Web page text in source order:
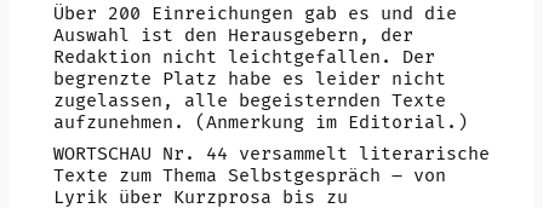
Über 200 Einreichungen gab es und die
Auswahl ist den Herausgebern, der
Redaktion nicht leichtgefallen. Der
begrenzte Platz habe es leider nicht
zugelassen, alle begeisternden Texte
aufzunehmen. (Anmerkung im Editorial.)
WORTSCHAU Nr. 44 versammelt literarische
Texte zum Thema Selbstgespräch – von
Lyrik über Kurzprosa bis zu